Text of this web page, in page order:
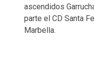
ascendidos
parte el CD Santa
Marbella.